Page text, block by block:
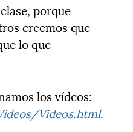
porque
creemos que
lo que
los vídeos:
Videos.html.